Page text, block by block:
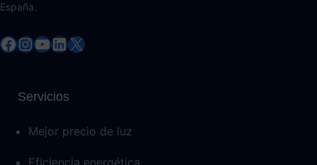
España.
Facebook InstagramYouTube LinkedIn X
Servicios
Mejor precio de luz